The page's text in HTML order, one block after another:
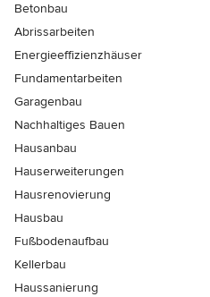
Betonbau
Abrissarbeiten
Energieeffizienzhäuser
Fundamentarbeiten
Garagenbau
Nachhaltiges Bauen
Hausanbau
Hauserweiterungen
Hausrenovierung
Hausbau
Fußbodenaufbau
Kellerbau
Haussanierung